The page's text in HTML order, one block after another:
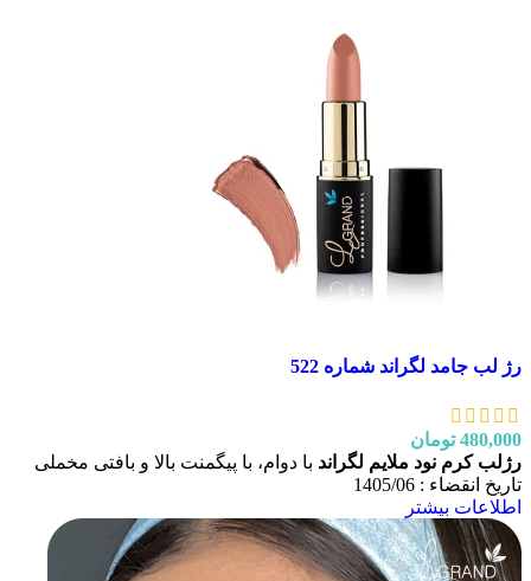
رژ لب جامد لگراند شماره 522
480,000 تومان
رژلب کرم نود ملایم لگراند با دوام، با پیگمنت بالا و بافتی مخملی
تاریخ انقضاء : 1405/06
اطلاعات بیشتر